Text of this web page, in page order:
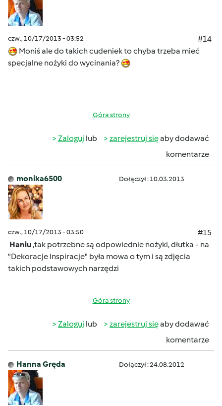
czw., 10/17/2013 - 03:52
#14
Moniś ale do takich cudeniek to chyba trzeba mieć
specjalne nożyki do wycinania?
Góra strony
Zaloguj lub zarejestruj sięaby dodawać
komentarze
monika6500 Dołączył : 10.03.2013
czw., 10/17/2013 - 03:50
#15
Haniu ,tak potrzebne są odpowiednie nożyki, dłutka - na
"Dekoracje Inspiracje" była mowa o tym i są zdjęcia
takich podstawowych narzędzi
Góra strony
Zaloguj lub zarejestruj sięaby dodawać
komentarze
Hanna Gręda Dołączył : 24.08.2012